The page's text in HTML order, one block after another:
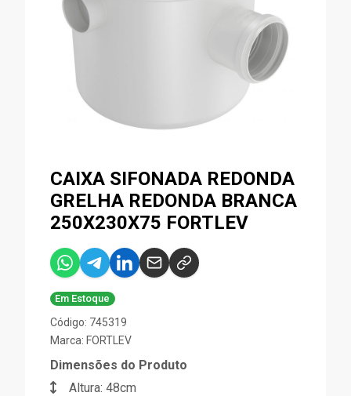
CAIXA SIFONADA REDONDA
GRELHA REDONDA BRANCA
250X230X75 FORTLEV
Em Estoque
Código: 745319
Marca: FORTLEV
Dimensões do Produto
Altura: 48cm